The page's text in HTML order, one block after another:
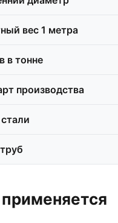
вес 1 метра
в тонне
производства